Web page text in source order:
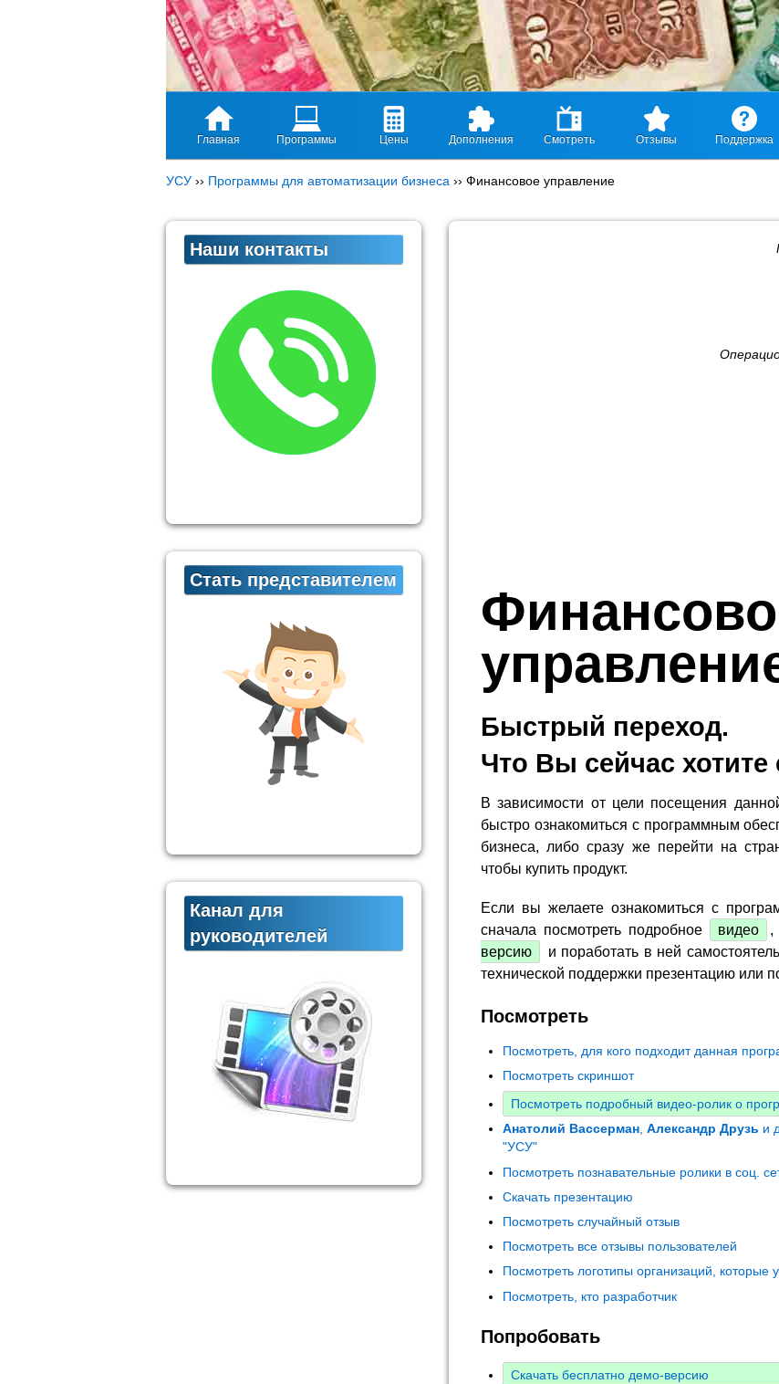
Главная Программы Цены Дополнения Смотреть Отзывы Поддержка
УСУ ›› Программы для автоматизации бизнеса ›› Финансовое управление
Быстрый переход.
Что Вы сейчас хотите
В зависимости от цели посещения
быстро ознакомиться с программным
бизнеса, либо сразу же перейти на
чтобы купить продукт.
Если вы желаете ознакомиться с
сначала посмотреть подробное
видео ,
версию
и поработать в ней
технической поддержки презентацию или
Посмотреть
Посмотреть, для кого подходит данная
Посмотреть скриншот
Посмотреть подробный видео-ролик о
Анатолий Вассерман, Александр Друзь и
"УСУ"
Посмотреть познавательные ролики в соц.
Скачать презентацию
Посмотреть случайный отзыв
Посмотреть все отзывы пользователей
Посмотреть логотипы организаций, которые
Посмотреть, кто разработчик
Попробовать
Скачать бесплатно демо-версию
Наши контакты
Стать представителем
Канал для
руководителей